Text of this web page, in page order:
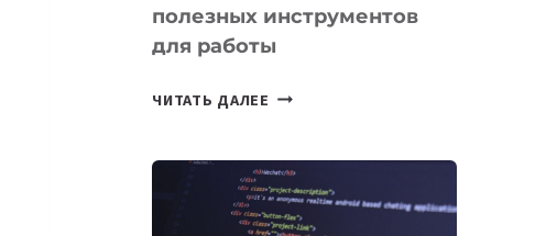
полезных инструментов
для работы
ЧИТАТЬ ДАЛЕЕ ТАСК-
ПОЛЕЗНЫХ
ИНСТРУМЕНТОВ
ДЛЯ